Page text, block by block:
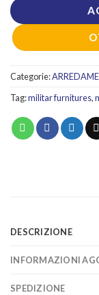
Categorie:
Tag:militar furnitures,
DESCRIZIONE
INFORMAZIONI
SPEDIZIONE